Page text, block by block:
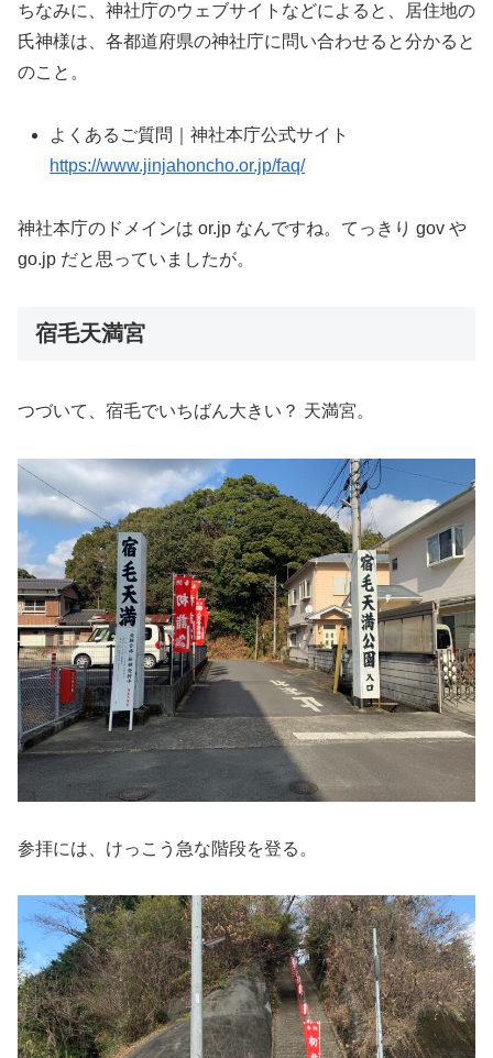
ちなみに、神社庁のウェブサイトなどによると、居住地の
氏神様は、各都道府県の神社庁に問い合わせると分かると
のこと。
よくあるご質問｜神社本庁公式サイト
https://www.jinjahoncho.or.jp/faq/
神社本庁のドメインは or.jp なんですね。てっきり gov や
go.jp だと思っていましたが。
宿毛天満宮
つづいて、宿毛でいちばん大きい？ 天満宮。
参拝には、けっこう急な階段を登る。